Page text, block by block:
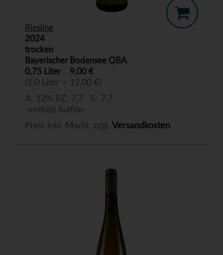
Riesling
2024
trocken
Bayerischer Bodensee QBA
0,75 Liter
9,00 €
(1,0 Liter = 12,00 €)
A: 12% RZ: 7,7 S: 7,7
-enthält Sulfite-
Preis inkl. MwSt. zzgl. Versandkosten